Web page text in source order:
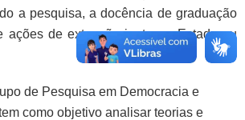
a pesquisa, a docência de graduação
ações de extensão junto ao Estado ou
de Pesquisa em Democracia e
como objetivo analisar teorias e